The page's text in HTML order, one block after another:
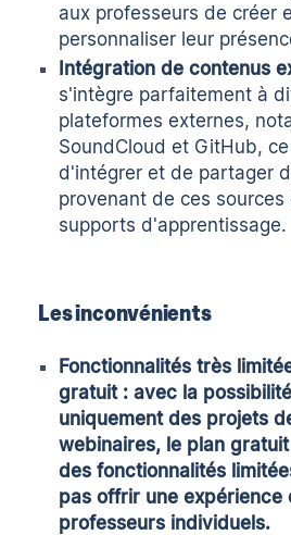
aux professeurs de créer
personnaliser leur
Intégration de contenus
s'intègre parfaitement à
plateformes externes,
SoundCloud et GitHub,
d'intégrer et de partager
provenant de ces
supports d'apprentissage.
Les inconvénients
Fonctionnalités très
gratuit : avec la
uniquement des projets
webinaires, le plan
des fonctionnalités
pas offrir une expérience
professeurs individuels.